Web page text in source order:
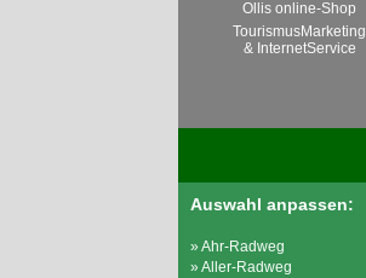
Ollis online-Shop
TourismusMarketing
& InternetService
Auswahl anpassen:
» Ahr-Radweg
» Aller-Radweg